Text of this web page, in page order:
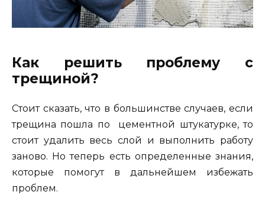
Как решить проблему с
трещиной?
Стоит сказать, что в большинстве случаев, если
трещина пошла по цементной штукатурке, то
стоит удалить весь слой и выполнить работу
заново. Но теперь есть определенные знания,
которые помогут в дальнейшем избежать
проблем.